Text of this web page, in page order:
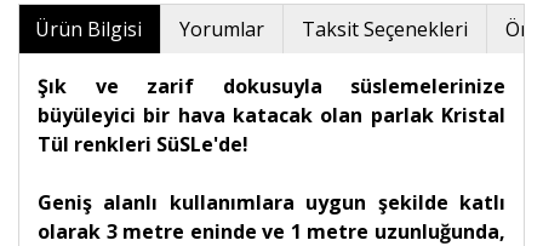
Ürün Bilgisi Yorumlar Taksit Seçenekleri
Şık ve zarif dokusuyla süslemelerinize
büyüleyici bir hava katacak olan parlak Kristal
Tül renkleri SüSLe'de!
Geniş alanlı kullanımlara uygun şekilde katlı
olarak 3 metre eninde ve 1 metre uzunluğunda,